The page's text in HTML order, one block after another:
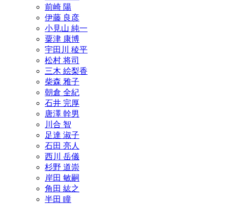
前崎 陽
伊藤 良彦
小見山 純一
粟津 康博
宇田川 稜平
松村 将司
三木 絵梨香
柴森 雅子
朝倉 全紀
石井 完厚
唐澤 幹男
川合 智
足達 淑子
石田 亮人
西川 岳儀
杉野 道崇
岸田 敏嗣
角田 紘之
半田 瞳